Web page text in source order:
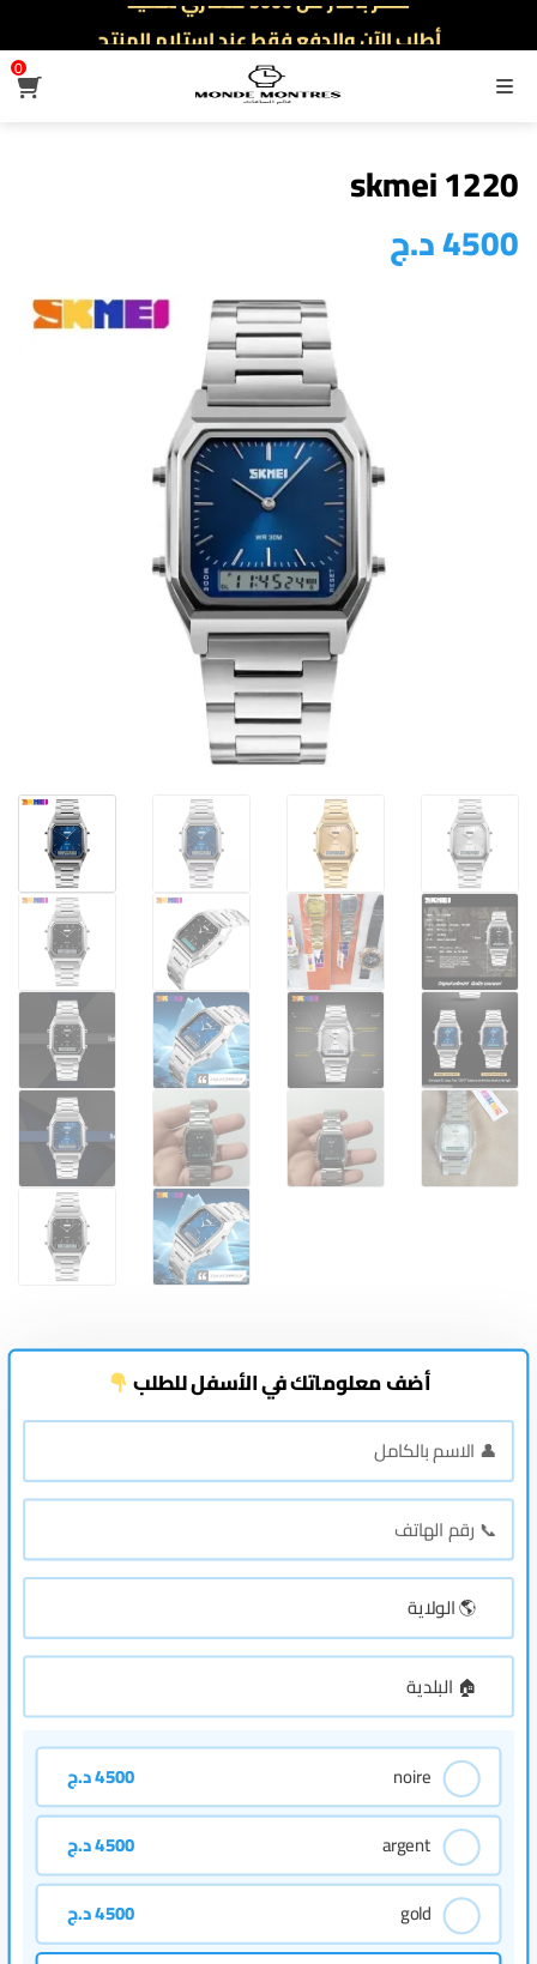
أطلب الآن والدفع فقط عند استلام المنتج
توصيل سريع لجميع الولايات
نفخر بأكثر من 5000 مشتري سعيد
القائمة
0
skmei 1220
4500د.ج
أضف معلوماتك في الأسفل للطلب
noire
4500د.ج
argent
4500د.ج
gold
4500د.ج